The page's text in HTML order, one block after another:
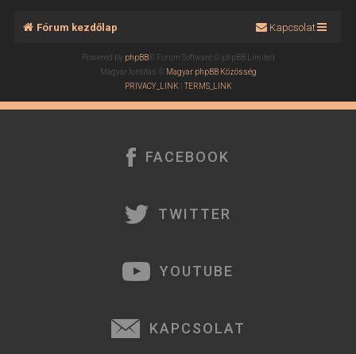
Fórum kezdőlap Kapcsolat
Powered by phpBB® Forum Software © phpBB Limited
Magyar fordítás ©
Magyar phpBB Közösség
PRIVACY_LINK| TERMS_LINK
FACEBOOK
TWITTER
YOUTUBE
KAPCSOLAT